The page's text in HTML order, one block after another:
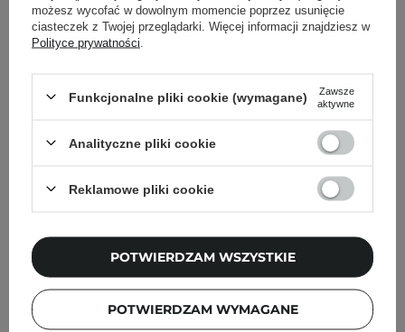
NOWOŚĆ
Le Coeur - Anti Acne - Kwasowy Dermo Balsam do Ciała
- 200ml
możesz wycofać w dowolnym momencie poprzez usunięcie
ciasteczek z Twojej przeglądarki. Więcej informacji znajdziesz w
Polityce prywatności
Funkcjonalne pliki cookie (wymagane)
Zawsze
aktywne
Analityczne pliki cookie
Reklamowe pliki cookie
POTWIERDZAM WYMAGANE
POTWIERDZAM WSZYSTKIE